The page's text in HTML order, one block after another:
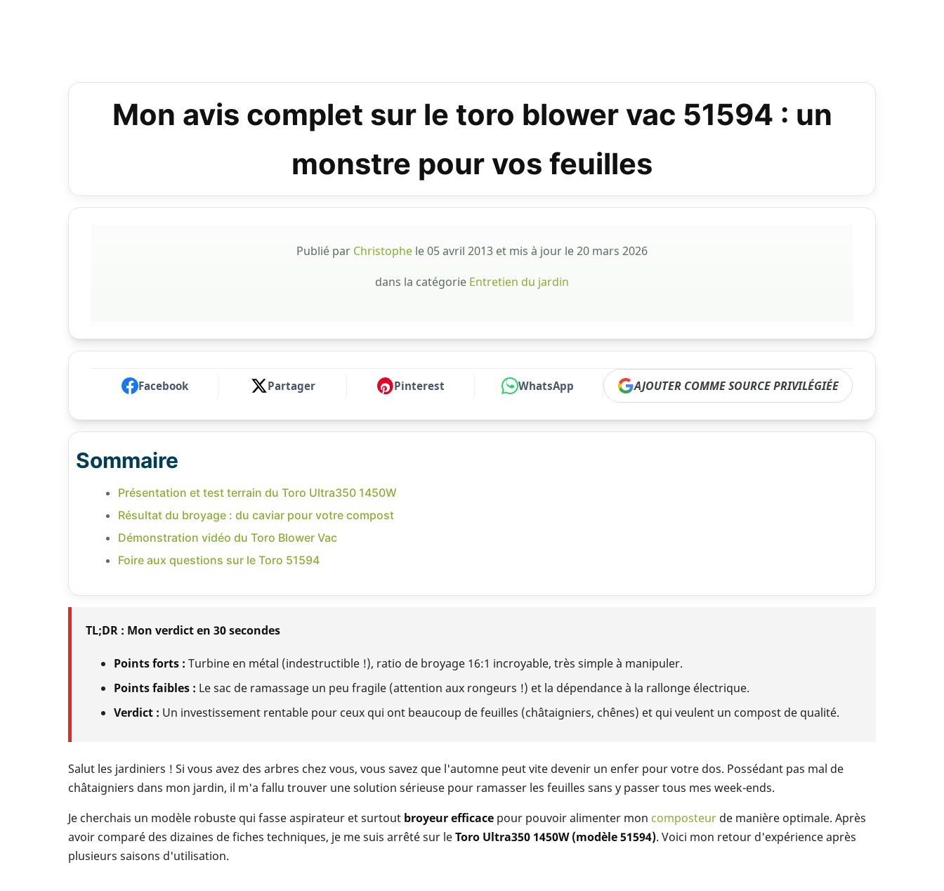
Mon avis complet sur le toro blower vac 51594 : un
monstre pour vos feuilles
Publié par Christophe le05 avril 2013 et mis à jour le20 mars 2026
dans la catégorie Entretien du jardin
Facebook Partager Pinterest WhatsApp AJOUTER COMME SOURCE PRIVILÉGIÉE
Sommaire
Présentation et test terrain du Toro Ultra350 1450W
Résultat du broyage : du caviar pour votre compost
Démonstration vidéo du Toro Blower Vac
Foire aux questions sur le Toro 51594
TL;DR : Mon verdict en 30 secondes
Points forts : Turbine en métal (indestructible !), ratio de broyage 16:1 incroyable, très simple à manipuler.
Points faibles : Le sac de ramassage un peu fragile (attention aux rongeurs !) et la dépendance à la rallonge électrique.
Verdict : Un investissement rentable pour ceux qui ont beaucoup de feuilles (châtaigniers, chênes) et qui veulent un compost de qualité.
Salut les jardiniers ! Si vous avez des arbres chez vous, vous savez que l'automne peut vite devenir un enfer pour votre dos. Possédant pas mal de
châtaigniers dans mon jardin, il m'a fallu trouver une solution sérieuse pour ramasser les feuilles sans y passer tous mes week-ends.
Je cherchais un modèle robuste qui fasse aspirateur et surtout broyeur efficace pour pouvoir alimenter mon composteur de manière optimale. Après
avoir comparé des dizaines de fiches techniques, je me suis arrêté sur leToro Ultra350 1450W (modèle 51594). Voici mon retour d'expérience après
plusieurs saisons d'utilisation.